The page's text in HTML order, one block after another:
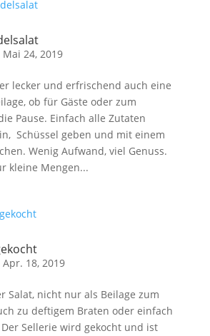
Mai 24, 2019
lecker und erfrischend auch eine
ob für Gäste oder zum
Pause. Einfach alle Zutaten
Schüssel geben und mit einem
Wenig Aufwand, viel Genuss.
kleine Mengen...
Apr. 18, 2019
Salat, nicht nur als Beilage zum
zu deftigem Braten oder einfach
Sellerie wird gekocht und ist